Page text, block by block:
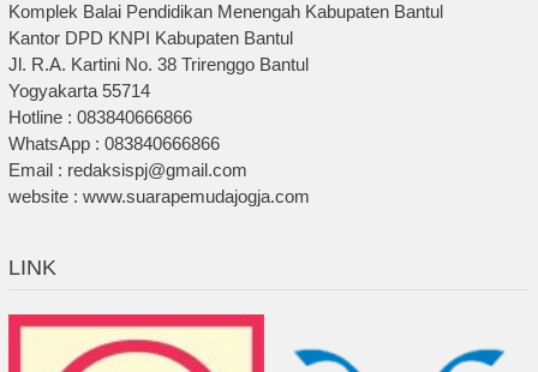
Komplek Balai Pendidikan Menengah Kabupaten Bantul
Kantor DPD KNPI Kabupaten Bantul
Jl. R.A. Kartini No. 38 Trirenggo Bantul
Yogyakarta 55714
Hotline : 083840666866
WhatsApp : 083840666866
Email : redaksispj@gmail.com
website : www.suarapemudajogja.com
LINK